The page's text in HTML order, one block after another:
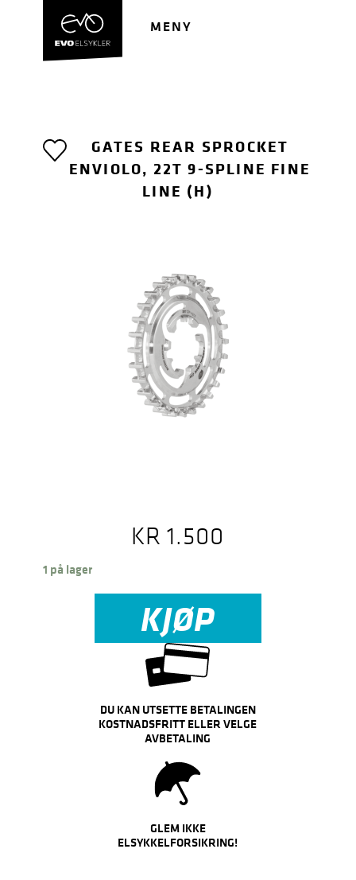
navigasjon
MENY
GATES REAR SPROCKET
ENVIOLO, 22T 9-SPLINE FINE
LINE (H)
KR 1.500
1 på lager
KJØP
DU KAN UTSETTE BETALINGEN
KOSTNADSFRITT ELLER VELGE
AVBETALING
GLEM IKKE
ELSYKKELFORSIKRING!